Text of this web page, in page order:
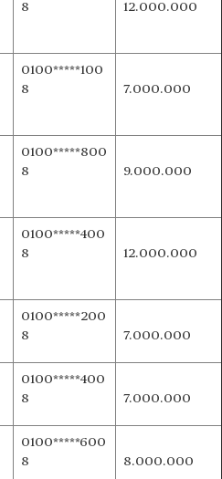
8
12.000.000
0100*****100
8
7.000.000
0100*****800
8
9.000.000
0100*****400
8
12.000.000
0100*****200
8
7.000.000
0100*****400
8
7.000.000
0100*****600
8
8.000.000